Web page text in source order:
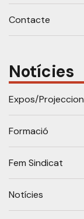
Contacte
Notícies
Expos/
Formació
Fem Sindicat
Notícies